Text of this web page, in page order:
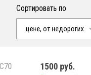
Сортировать по
цене, от недорогих
1500 руб.